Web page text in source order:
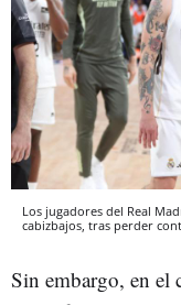
Los jugadores del Real
cabizbajos, tras perder
Sin embargo, en